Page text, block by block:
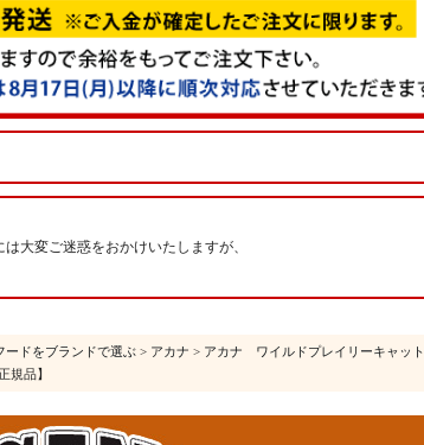
大変ご迷惑をおかけいたしますが、
ードをブランドで選ぶ > アカナ > アカナ ワイルドプレイリーキャット
規品】